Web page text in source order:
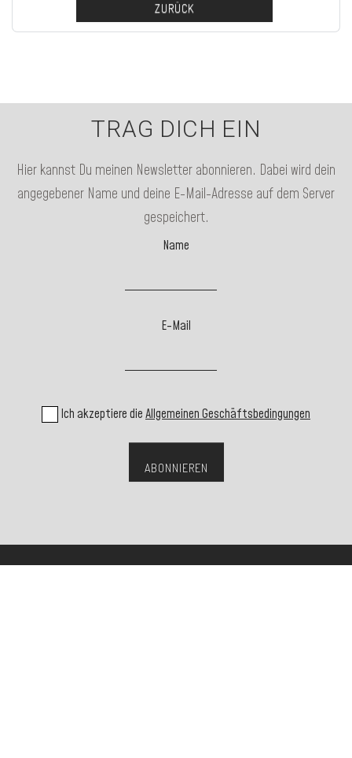
ZURÜCK
TRAG DICH EIN
Hier kannst Du meinen Newsletter abonnieren. Dabei wird dein
angegebener Name und deine E-Mail-Adresse auf dem Server
gespeichert.
Name
E-Mail
Ich akzeptiere dieAllgemeinen Geschäftsbedingungen